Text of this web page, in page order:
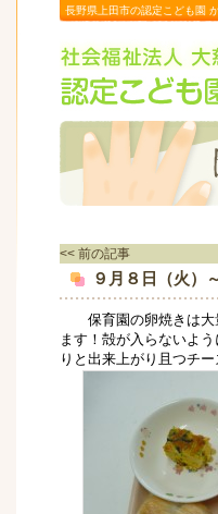
長野県上田市の認定こども園
<< 前の記事
９月８日（火）
保育園の卵焼きは大
ます！殻が入らないよ
りと出来上がり且つチ